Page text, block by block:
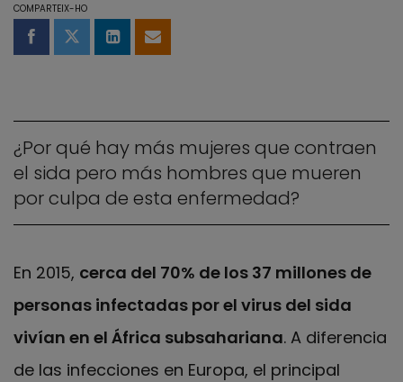
COMPARTEIX-HO
Compartir a Facebook
Compartir a Twitter
Comparteix a LinkedIn
Comparteix per email
¿Por qué hay más mujeres que contraen
el sida pero más hombres que mueren
por culpa de esta enfermedad?
En 2015, cerca del 70% de los 37 millones de
personas infectadas por el virus del sida
vivían en el África subsahariana. A diferencia
de las infecciones en Europa, el principal